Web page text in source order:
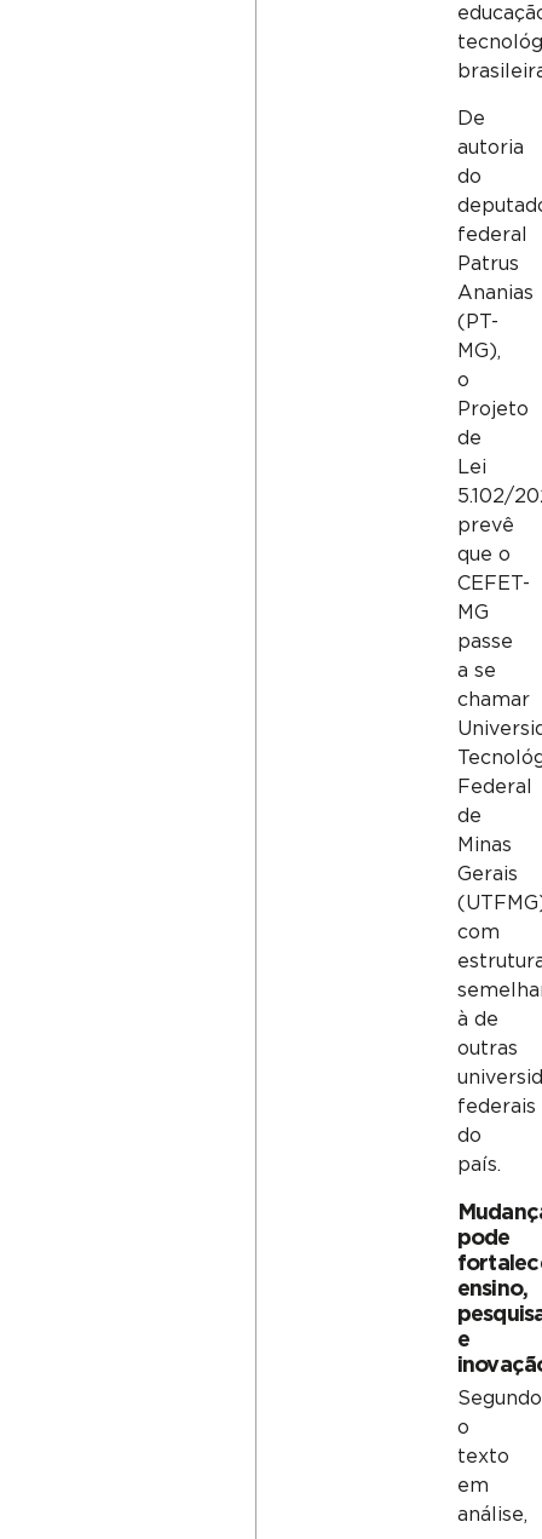
De
autoria
do
federal
Patrus
Ananias
(PT-
MG),
o
Projeto
de
Lei
5.102/
prevê
que o
CEFET-
MG
passe
a se
chamar
Federal
de
Minas
Gerais
com
à de
outras
federais
do
país.
pode
ensino,
e
Segundo
o
texto
em
análise,